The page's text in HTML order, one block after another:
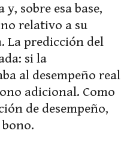
sobre esa base,
relativo a su
La predicción del
si la
al desempeño real
adicional. Como
de desempeño,